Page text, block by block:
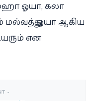
மஹா ஓயா, கலா
ஓயா ஆகிய
என
-